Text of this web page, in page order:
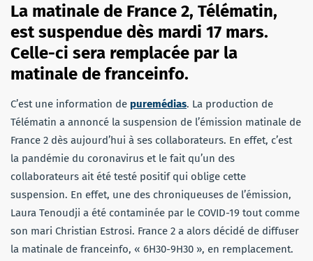
La matinale de France 2, Télématin,
est suspendue dès mardi 17 mars.
Celle-ci sera remplacée par la
matinale de franceinfo.
C’est une information de puremédias. La production de
Télématin a annoncé la suspension de l’émission matinale de
France 2 dès aujourd’hui à ses collaborateurs. En effet, c’est
la pandémie du coronavirus et le fait qu’un des
collaborateurs ait été testé positif qui oblige cette
suspension. En effet, une des chroniqueuses de l’émission,
Laura Tenoudji a été contaminée par le COVID-19 tout comme
son mari Christian Estrosi. France 2 a alors décidé de diffuser
la matinale de franceinfo, « 6H30-9H30 », en remplacement.